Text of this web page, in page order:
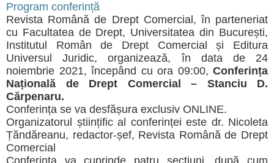
Program conferință
Revista Română de Drept Comercial, în parteneriat
cu Facultatea de Drept, Universitatea din București,
Institutul Român de Drept Comercial și Editura
Universul Juridic, organizează, în data de 24
noiembrie 2021, începând cu ora 09:00, Conferința
Națională de Drept Comercial – Stanciu D.
Cărpenaru.
Conferința se va desfășura exclusiv ONLINE.
Organizatorul științific al conferinței este dr. Nicoleta
Țăndăreanu, redactor-șef, Revista Română de Drept
Comercial
Conferința va cuprinde patru secțiuni, după cum